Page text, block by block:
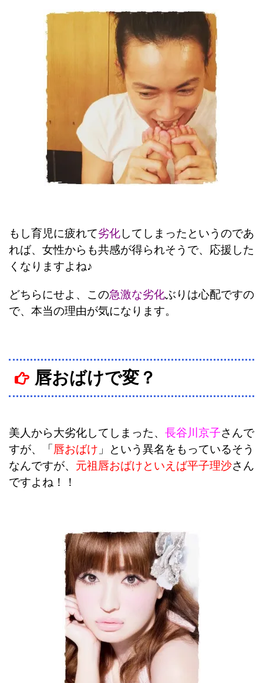
もし育児に疲れて劣化してしまったというのであ
れば、女性からも共感が得られそうで、応援した
くなりますよね♪
どちらにせよ、この急激な劣化ぶりは心配ですの
で、本当の理由が気になります。
唇おばけで変？
美人から大劣化してしまった、 長谷川京子さんで
すが、「 唇おばけ 」という異名をもっているそう
なんですが、 元祖唇おばけといえば平子理沙さん
ですよね！！